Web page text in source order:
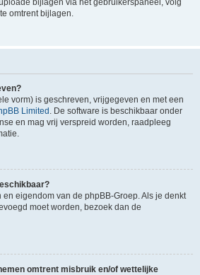
bijlagen via het gebruikerspaneel, volg
omtrent bijlagen.
vorm) is geschreven, vrijgegeven en met een
Limited . De software is beschikbaar onder
en mag vrij verspreid worden, raadpleeg
en eigendom van de phpBB-Groep. Als je denkt
moet worden, bezoek dan de
omtrent misbruik en/of wettelijke